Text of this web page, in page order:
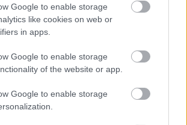
Google to enable storage
like cookies on web or
in apps.
Google to enable storage
of the website or app.
Google to enable storage